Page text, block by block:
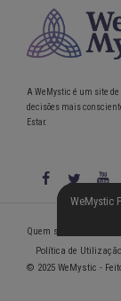
WeMystic
A WeMystic é um site
decisões mais
Estar.
WeMystic
Quem somos
Política de
© 2025 WeMystic -